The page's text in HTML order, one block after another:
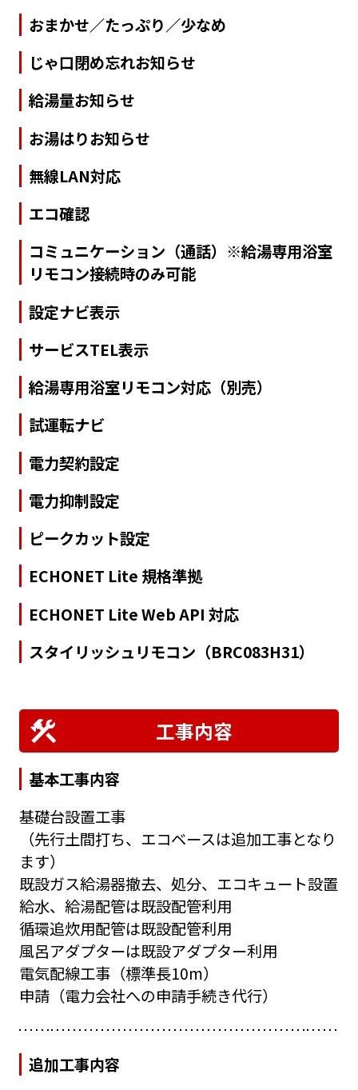
おまかせ／たっぷり／少なめ
じゃ口閉め忘れお知らせ
給湯量お知らせ
お湯はりお知らせ
無線LAN対応
エコ確認
コミュニケーション（通話）※給湯専用浴室
リモコン接続時のみ可能
設定ナビ表示
サービスTEL表示
給湯専用浴室リモコン対応（別売）
試運転ナビ
電力契約設定
電力抑制設定
ピークカット設定
ECHONET Lite 規格準拠
ECHONET Lite Web API 対応
スタイリッシュリモコン（BRC083H31）
工事内容
基本工事内容
基礎台設置工事
（先行土間打ち、エコベースは追加工事となり
ます）
既設ガス給湯器撤去、処分、エコキュート設置
給水、給湯配管は既設配管利用
循環追炊用配管は既設配管利用
風呂アダプターは既設アダプター利用
電気配線工事（標準長10m）
申請（電力会社への申請手続き代行）
追加工事内容